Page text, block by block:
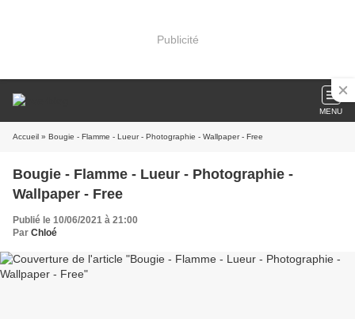
Publicité
MENU
Accueil » Bougie - Flamme - Lueur - Photographie - Wallpaper - Free
Bougie - Flamme - Lueur - Photographie -
Wallpaper - Free
Publié le 10/06/2021 à 21:00
Par Chloé